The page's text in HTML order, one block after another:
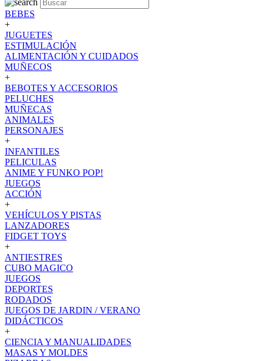
BEBES
+
JUGUETES
ESTIMULACIÓN
ALIMENTACIÓN Y CUIDADOS
MUÑECOS
+
BEBOTES Y ACCESORIOS
PELUCHES
MUÑECAS
ANIMALES
PERSONAJES
+
INFANTILES
PELICULAS
ANIME Y FUNKO POP!
JUEGOS
ACCIÓN
+
VEHÍCULOS Y PISTAS
LANZADORES
FIDGET TOYS
+
ANTIESTRES
CUBO MAGICO
JUEGOS
DEPORTES
RODADOS
JUEGOS DE JARDIN / VERANO
DIDÁCTICOS
+
CIENCIA Y MANUALIDADES
MASAS Y MOLDES